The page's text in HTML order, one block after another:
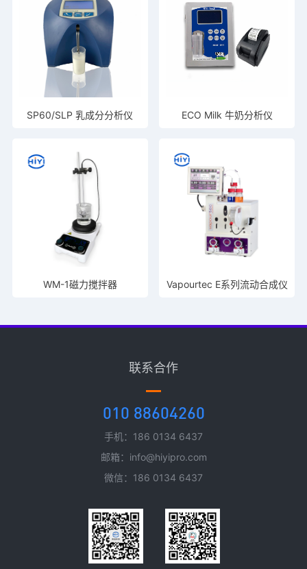
SP60/SLP 乳成分分析仪 ECO Milk 牛奶分析仪
WM-1磁力搅拌器 Vapourtec E系列流动合成仪
联系合作
010 88604260
手机：186 0134 6437
邮箱：info@hiyipro.com
微信：186 0134 6437